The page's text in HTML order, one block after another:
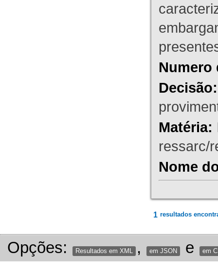
Numero
Decisão:
Matéria:
ressarc/
Nome
1 resultados
Opções: Resultados em XML , em JSON e em